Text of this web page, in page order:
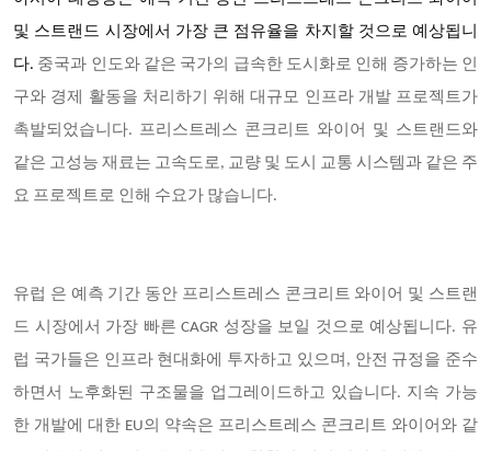
및 스트랜드 시장에서 가장 큰 점유율을 차지할 것으로 예상됩니
다. 중국과 인도와 같은 국가의 급속한 도시화로 인해 증가하는 인
구와 경제 활동을 처리하기 위해 대규모 인프라 개발 프로젝트가
촉발되었습니다. 프리스트레스 콘크리트 와이어 및 스트랜드와
같은 고성능 재료는 고속도로, 교량 및 도시 교통 시스템과 같은 주
요 프로젝트로 인해 수요가 많습니다.
유럽 은 예측 기간 동안 프리스트레스 콘크리트 와이어 및 스트랜
드 시장에서 가장 빠른 CAGR 성장을 보일 것으로 예상됩니다. 유
럽 국가들은 인프라 현대화에 투자하고 있으며, 안전 규정을 준수
하면서 노후화된 구조물을 업그레이드하고 있습니다. 지속 가능
한 개발에 대한 EU의 약속은 프리스트레스 콘크리트 와이어와 같